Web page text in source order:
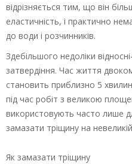
відрізняється тим, що він
еластичність, і практично
до води і розчинників.
Здебільшого недоліки
затвердіння. Час життя
становить приблизно 5
під час робіт з великою
використовують часто лише
замазати тріщину на
Як замазати тріщину